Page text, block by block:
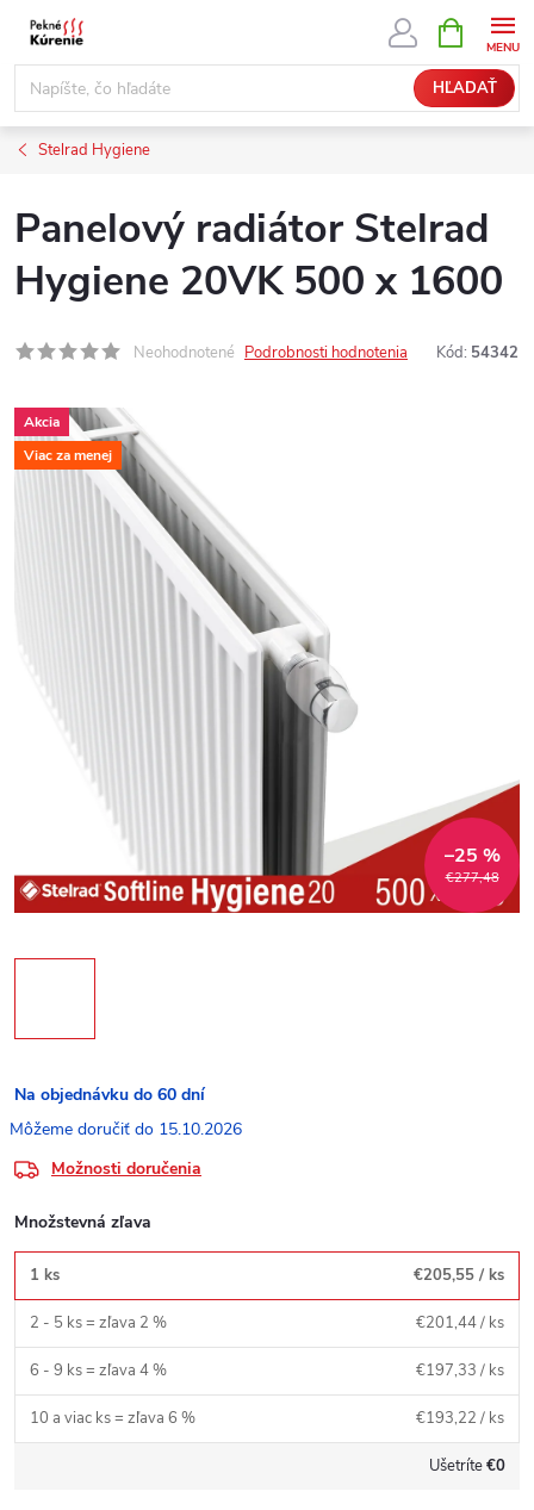
Prejsť
obsah
HĽADAŤ
KOŠÍK
Stelrad Hygiene
Panelový radiátor Stelrad
Hygiene 20VK 500 x 1600
Neohodnotené Podrobnosti hodnotenia Kód: 54342
Akcia
Viac za menej
€277,48
–25 %
Na objednávku do 60 dní
15.10.2026
Možnosti doručenia
Množstevná zľava
1 ks €205,55 / ks
2 - 5 ks = zľava 2 % €201,44/ ks
6 - 9 ks = zľava 4 % €197,33 / ks
10 a viac ks = zľava 6 % €193,22 / ks
Ušetríte€0